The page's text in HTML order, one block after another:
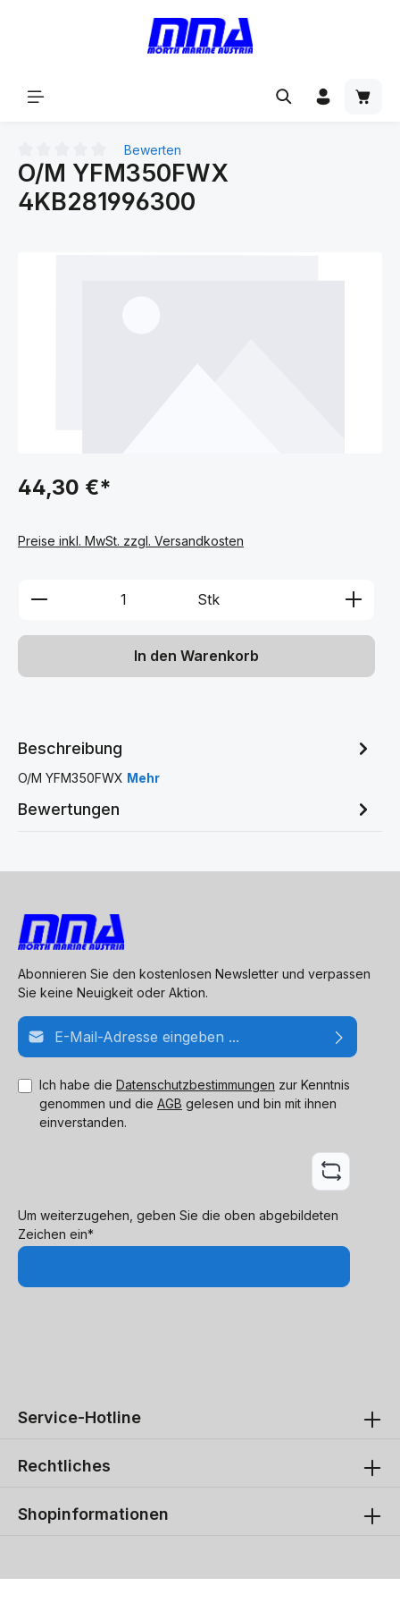
Durchschnittliche Bewertung von 0 von 5 Sternen
Bewerten
O/M YFM350FWX
4KB281996300
44,30 €*
Preise inkl. MwSt. zzgl. Versandkosten
Produkt Anzahl: Gib den
Stk
In den Warenkorb
Beschreibung
O/M YFM350FWX Mehr
Bewertungen
Abonnieren Sie den kostenlosen Newsletter und verpassen
Sie keine Neuigkeit oder Aktion.
E-Mail-Adresse*
Ich habe die Datenschutzbestimmungen zur Kenntnis
genommen und die AGB gelesen und bin mit ihnen
einverstanden.
Um weiterzugehen, geben Sie die oben abgebildeten
Zeichen ein*
Service-Hotline
Rechtliches
Shopinformationen